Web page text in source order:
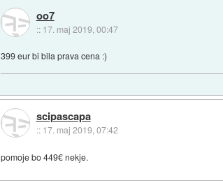
oo7
:: 17. maj 2019, 00:47
399 eur bi bila prava cena :)
scipascapa
:: 17. maj 2019, 07:42
pomoje bo 449€ nekje.